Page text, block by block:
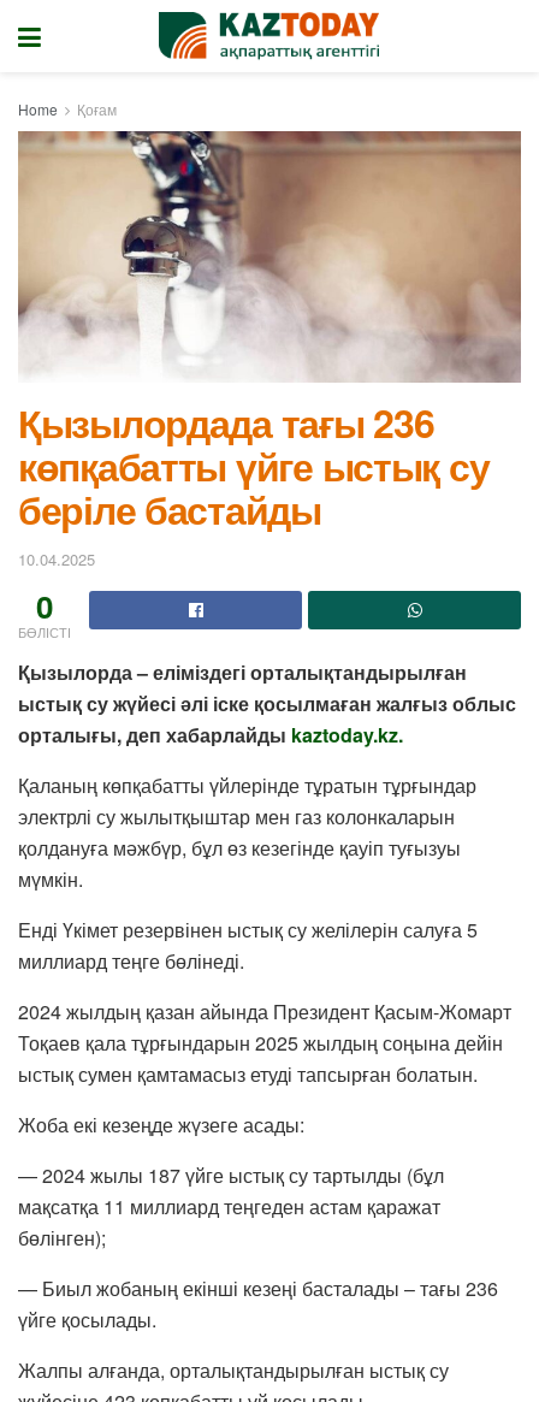
Home Қоғам
Қызылордада тағы 236
көпқабатты үйге ыстық су
беріле бастайды
10.04.2025
0
БӨЛІСТІ
Қызылорда – еліміздегі орталықтандырылған
ыстық су жүйесі әлі іске қосылмаған жалғыз облыс
орталығы, деп хабарлайды kaztoday.kz.
Қаланың көпқабатты үйлерінде тұратын тұрғындар
электрлі су жылытқыштар мен газ колонкаларын
қолдануға мәжбүр, бұл өз кезегінде қауіп туғызуы
мүмкін.
Енді Үкімет резервінен ыстық су желілерін салуға 5
миллиард теңге бөлінеді.
2024 жылдың қазан айында Президент Қасым-Жомарт
Тоқаев қала тұрғындарын 2025 жылдың соңына дейін
ыстық сумен қамтамасыз етуді тапсырған болатын.
Жоба екі кезеңде жүзеге асады:
— 2024 жылы 187 үйге ыстық су тартылды (бұл
мақсатқа 11 миллиард теңгеден астам қаражат
бөлінген);
— Биыл жобаның екінші кезеңі басталады – тағы 236
үйге қосылады.
Жалпы алғанда, орталықтандырылған ыстық су